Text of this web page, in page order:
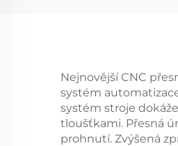
Nejnovější CNC
systém
systém stroje
tloušťkami. Přesná
prohnutí. Zvýšená